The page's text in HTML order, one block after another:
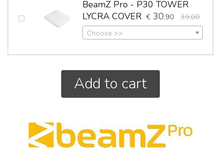
BeamZ Pro - P30 TOWER
LYCRA COVER € 30,90
39,00
Choose >>
Add to cart